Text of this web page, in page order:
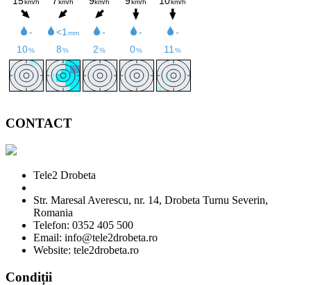
CONTACT
Tele2 Drobeta
Str. Maresal Averescu, nr. 14, Drobeta Turnu Severin,
Romania
Telefon: 0352 405 500
Email: info@tele2drobeta.ro
Website: tele2drobeta.ro
Condiții